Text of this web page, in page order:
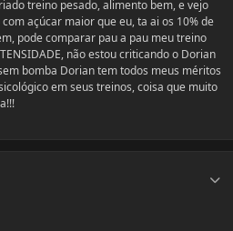
treino pesado, alimento bem, e vejo
açúcar maior que eu, ta ai os 10% de
pode comparar pau a pau meu treino
não estou criticando o Dorian
bomba Dorian tem todos meus méritos
em seus treinos, coisa que muito